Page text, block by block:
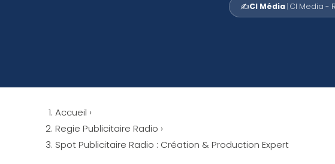
✍️CI Média | CI Media -
Accueil ›
Regie Publicitaire Radio ›
Spot Publicitaire Radio : Création & Production Expert